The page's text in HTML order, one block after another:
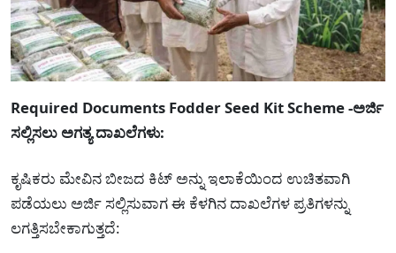
Required Documents Fodder Seed Kit Scheme -ಅರ್ಜಿ
ಸಲ್ಲಿಸಲು ಅಗತ್ಯ ದಾಖಲೆಗಳು:
ಕೃಷಿಕರು ಮೇವಿನ ಬೀಜದ ಕಿಟ್ ಅನ್ನು ಇಲಾಕೆಯಿಂದ ಉಚಿತವಾಗಿ
ಪಡೆಯಲು ಅರ್ಜಿ ಸಲ್ಲಿಸುವಾಗ ಈ ಕೆಳಗಿನ ದಾಖಲೆಗಳ ಪ್ರತಿಗಳನ್ನು
ಲಗತ್ತಿಸಬೇಕಾಗುತ್ತದೆ: